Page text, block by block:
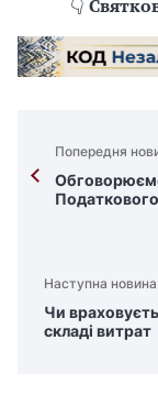
👇
Попередня
Наступна новина
Чи
складі витрат